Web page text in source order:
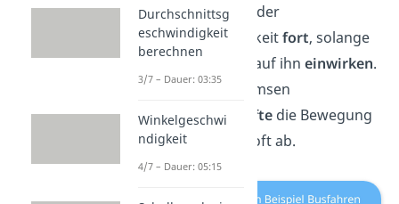
gleichbleibender
Geschwindigkeitfort, solange
keine Kräfte
auf ihn einwirken.
Im Alltag bremsen
Reibungskräftedie Bewegung
des Körpers oft ab.
Durchschnittsg
eschwindigkeit
berechnen
3/7 – Dauer: 03:35
Winkelgeschwi
ndigkeit
4/7 – Dauer: 05:15